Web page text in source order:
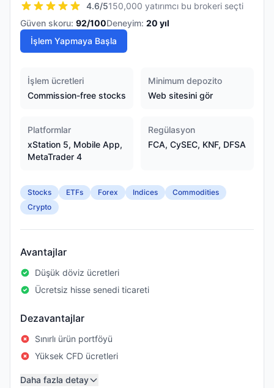
4.6/5150,000 yatırımcı bu brokeri seçti
Güven skoru: 92/100Deneyim: 20 yıl
İşlem Yapmaya Başla
İşlem ücretleri
Commission-free stocks
Minimum depozito
Web sitesini gör
Platformlar
xStation 5, Mobile App,
MetaTrader 4
Regülasyon
FCA, CySEC, KNF, DFSA
Stocks ETFs Forex Indices
Commodities
Crypto
Avantajlar
Düşük döviz ücretleri
Ücretsiz hisse senedi ticareti
Dezavantajlar
Sınırlı ürün portföyü
Yüksek CFD ücretleri
Daha fazla detay